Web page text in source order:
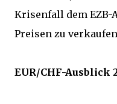
Krisenfall dem EZB-
Preisen zu
EUR/CHF-Ausblick